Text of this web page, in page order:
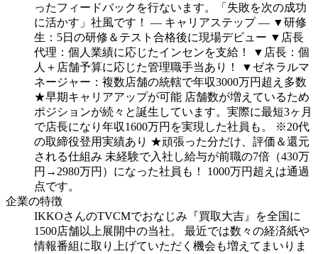
ったフィードバックを行ないます。「失敗を次の成功
に活かす」社風です！
― キャリアステップ ― ▼研修
生：5日の研修＆テスト合格後に現場デビュー ▼店長
代理：個人業績に応じたインセンを支給！
▼店長：個
人＋店舗予算に応じた管理職手当あり！
▼ゼネラルマ
ネージャー：複数店舗の統轄で年収3000万円超え多数
★早期キャリアアップが可能 店舗数が増えているため
ポジションが続々と誕生しています。実際に最短3ヶ月
で店長になり年収1600万円を実現した社員も。
※20代
の取締役登用実績あり ★頑張った分だけ、評価＆還元
される仕組み 未経験で入社し給与が前職の7倍（430万
円→2980万円）になった社員も！
1000万円超えは通過
点です。
企業の特徴
IKKOさんのTVCMでおなじみ『買取大吉』を全国に
1500店舗以上展開中の当社。
最近では数々の経済紙や
情報番組に取り上げていただく機会も増えてまいりま